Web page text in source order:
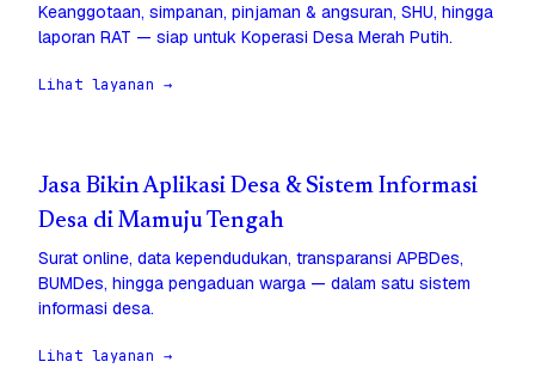
Keanggotaan, simpanan, pinjaman & angsuran, SHU, hingga
laporan RAT — siap untuk Koperasi Desa Merah Putih.
Lihat layanan →
Jasa Bikin Aplikasi Desa & Sistem Informasi
Desa di Mamuju Tengah
Surat online, data kependudukan, transparansi APBDes,
BUMDes, hingga pengaduan warga — dalam satu sistem
informasi desa.
Lihat layanan →